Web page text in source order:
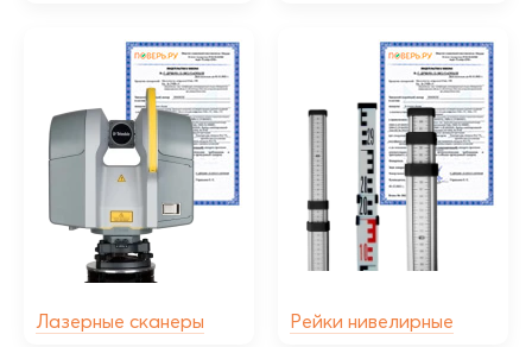
Лазерные сканеры Рейки нивелирные